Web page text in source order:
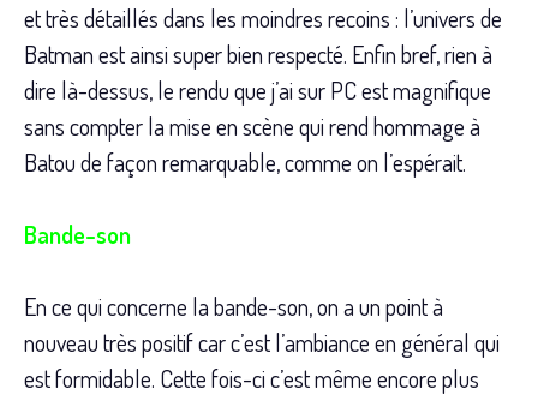
et très détaillés dans les moindres recoins : l’univers de
Batman est ainsi super bien respecté. Enfin bref, rien à
dire là-dessus, le rendu que j’ai sur PC est magnifique
sans compter la mise en scène qui rend hommage à
Batou de façon remarquable, comme on l’espérait.
Bande-son
En ce qui concerne la bande-son, on a un point à
nouveau très positif car c’est l’ambiance en général qui
est formidable. Cette fois-ci c’est même encore plus